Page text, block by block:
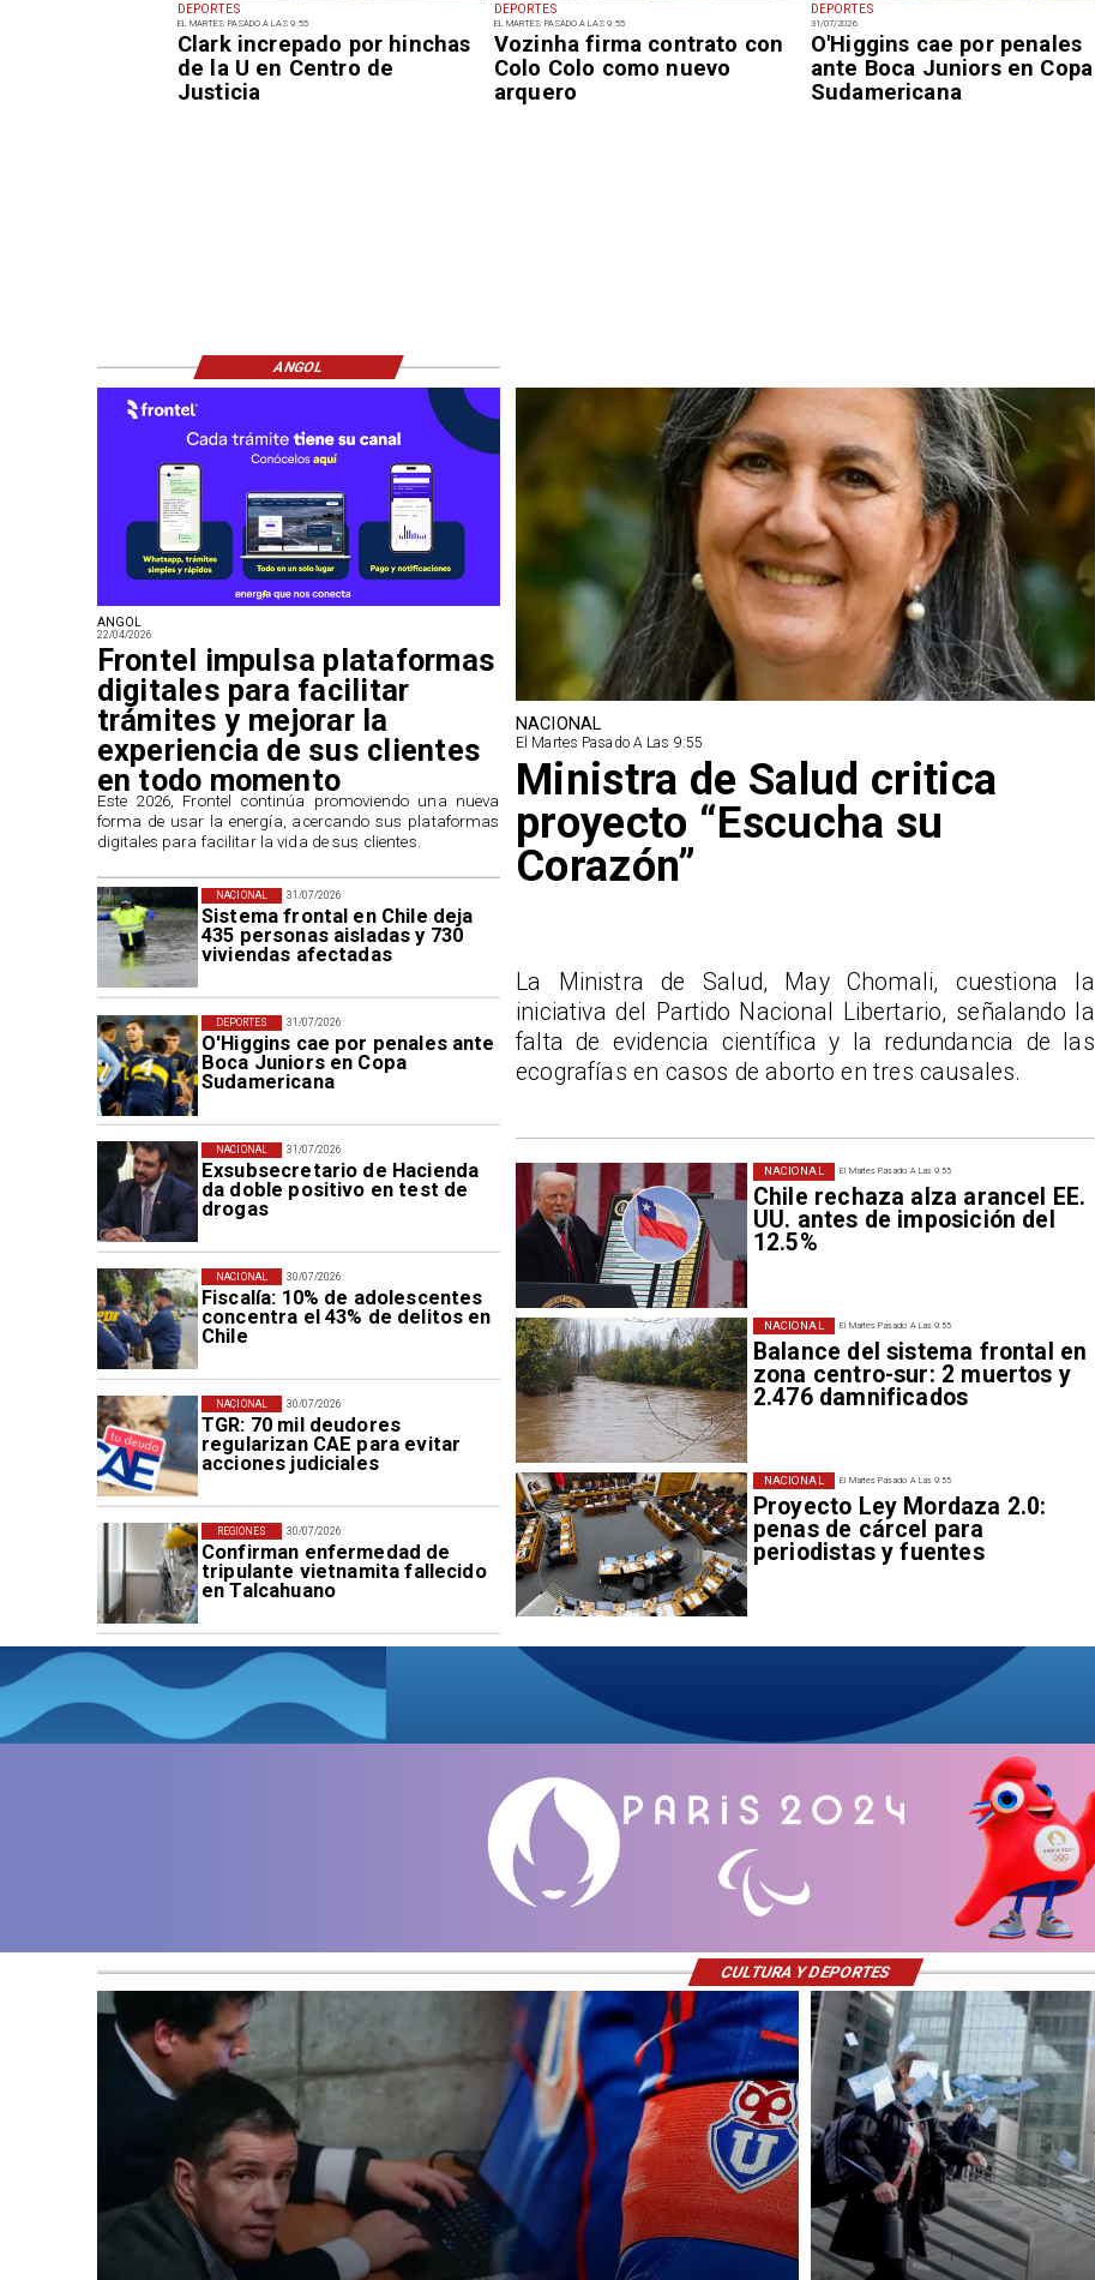
DEPORTES
EL MARTES PASADO A LAS 9:55
Clark increpado por hinchas
de la U en Centro de
Justicia
DEPORTES
EL MARTES PASADO A LAS 9:55
Vozinha firma contrato con
Colo Colo como nuevo
arquero
DEPORTES
31/07/2026
O'Higgins cae por penales
ante Boca Juniors en Copa
Sudamericana
31/07/2026
Sistema frontal en Chile deja
435 personas aisladas y 730
viviendas afectadas
NACIONAL
31/07/2026
O'Higgins cae por penales ante
Boca Juniors en Copa
Sudamericana
DEPORTES
31/07/2026
Exsubsecretario de Hacienda
da doble positivo en test de
drogas
NACIONAL
30/07/2026
Fiscalía: 10% de adolescentes
concentra el 43% de delitos en
Chile
NACIONAL
30/07/2026
TGR: 70 mil deudores
regularizan CAE para evitar
acciones judiciales
NACIONAL
30/07/2026
Confirman enfermedad de
tripulante vietnamita fallecido
en Talcahuano
REGIONES
El Martes Pasado A Las 9:55
Chile rechaza alza arancel EE.
UU. antes de imposición del
12.5%
NACIONAL
El Martes Pasado A Las 9:55
Balance del sistema frontal en
zona centro-sur: 2 muertos y
2.476 damnificados
NACIONAL
El Martes Pasado A Las 9:55
Proyecto Ley Mordaza 2.0:
penas de cárcel para
periodistas y fuentes
NACIONAL
ANGOL
22/04/2026
Frontel impulsa plataformas
digitales para facilitar
trámites y mejorar la
experiencia de sus clientes
en todo momento
​Este 2026, Frontel continúa promoviendo una nueva
forma de usar la energía, acercando sus plataformas
digitales para facilitar la vida de sus clientes.
NACIONAL
El Martes Pasado A Las 9:55
Ministra de Salud critica
proyecto “Escucha su
Corazón”
La Ministra de Salud, May Chomali, cuestiona la
iniciativa del Partido Nacional Libertario, señalando la
falta de evidencia científica y la redundancia de las
ecografías en casos de aborto en tres causales.
ANGOL
CULTURA Y DEPORTES